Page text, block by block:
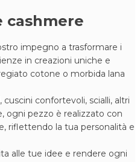
cashmere
impegno a trasformare i
in creazioni uniche e
cot​one o morbida lana
confortevoli, scialli, altri
ogni pezzo è realizzato con
riflettendo la tua personalità e
alle tue idee e rendere ogni